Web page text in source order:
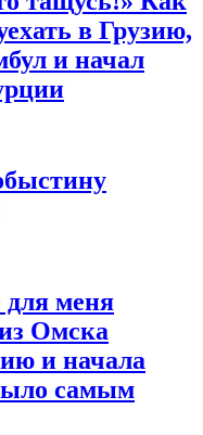
в Грузию,
и начал
для меня
Омска
и начала
самым